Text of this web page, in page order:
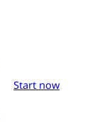
Start now